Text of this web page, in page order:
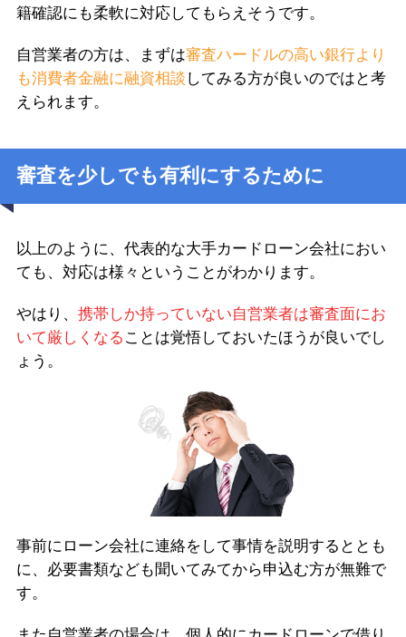
籍確認にも柔軟に対応してもらえそうです。
自営業者の方は、まずは審査ハードルの高い銀行より
も消費者金融に融資相談 してみる方が良いのではと考
えられます。
審査を少しでも有利にするために
以上のように、代表的な大手カードローン会社におい
ても、対応は様々ということがわかります。
やはり、 携帯しか持っていない自営業者は審査面にお
いて厳しくなる ことは覚悟しておいたほうが良いでし
ょう。
事前にローン会社に連絡をして事情を説明するととも
に、必要書類なども聞いてみてから申込む方が無難で
す。